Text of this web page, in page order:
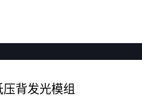
背发光模组